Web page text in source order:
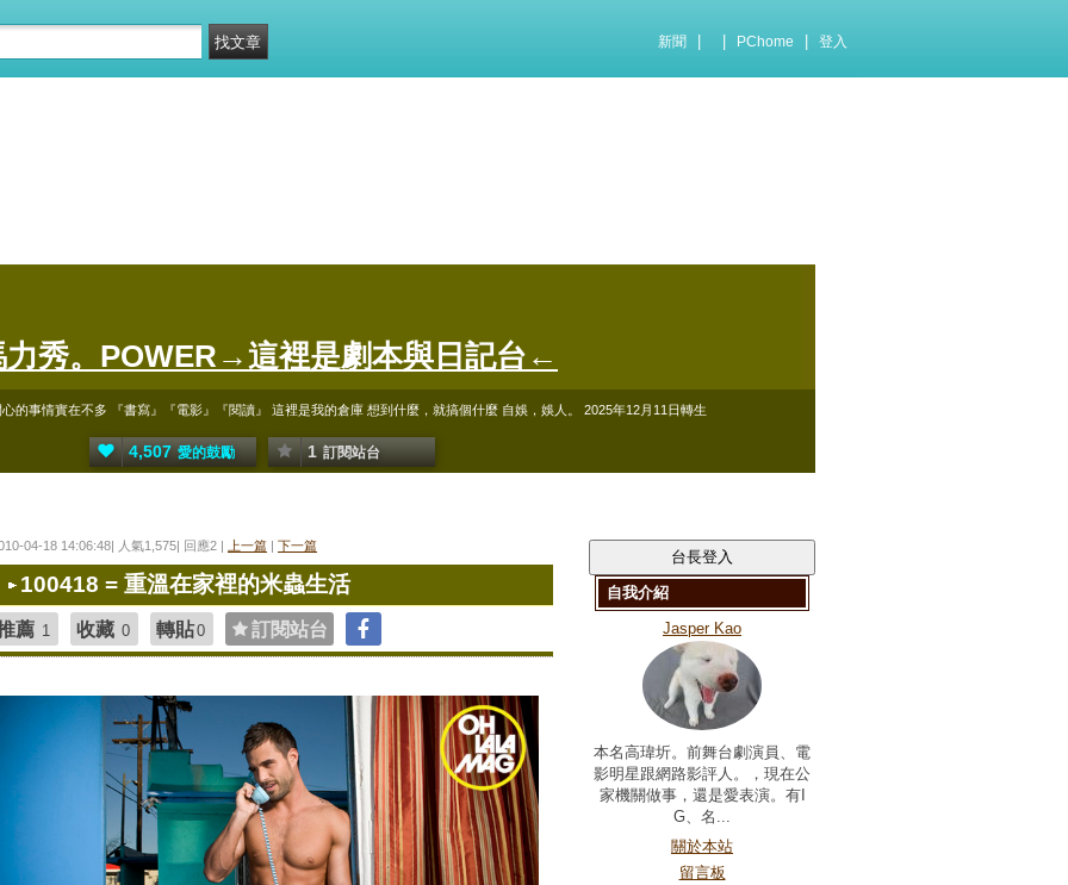
新聞 PChome 登入
力秀。POWER→這裡是劇本與日記台←
的事情實在不多 『書寫』『電影』『閱讀』 這裡是我的倉庫 想到什麼，就搞個什麼 自娛，娛人。 2025年12月11日轉生
4,507 愛的鼓勵 1 訂閱站台
04-18 14:06:48| 人氣1,575| 回應2 | 上一篇 | 下一篇
100418 = 重溫在家裡的米蟲生活
薦 1 收藏 0 轉貼0 訂閱站台
自我介紹
Jasper Kao
本名高瑋圻。前舞台劇演員、電
影明星跟網路影評人。，現在公
家機關做事，還是愛表演。有I
G、名...
關於本站
留言板